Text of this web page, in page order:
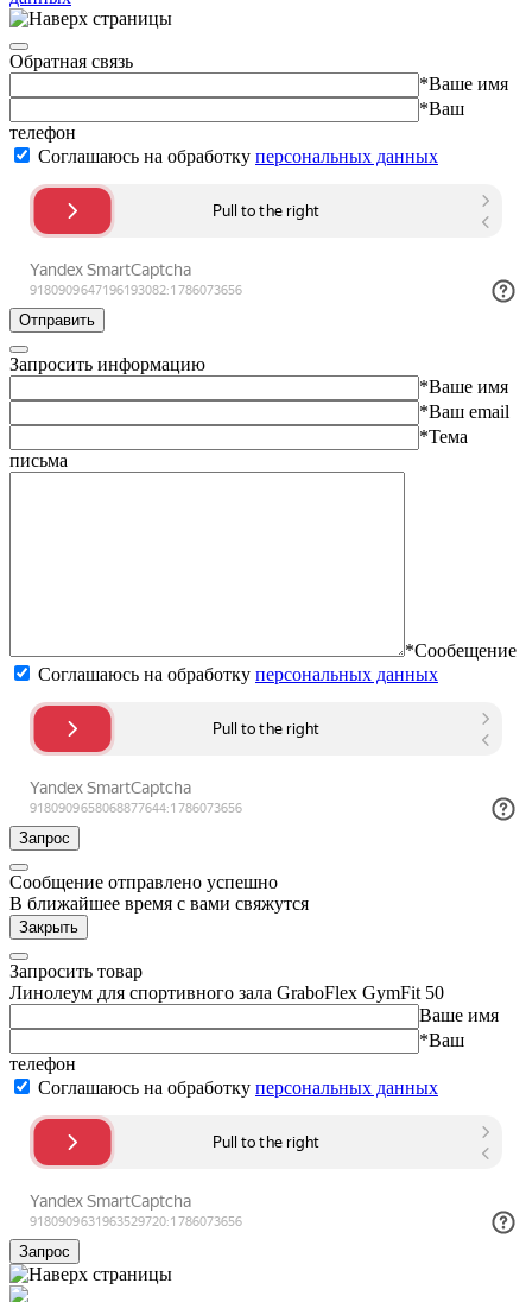
Обратная связь
*Ваше имя
*Ваш
телефон
Соглашаюсь на обработку персональных данных
Отправить
Запросить информацию
*Ваше имя
*Ваш email
*Тема
письма
*Сообещение
Соглашаюсь на обработку персональных данных
Запрос
Сообщение отправлено успешно
В ближайшее время с вами свяжутся
Закрыть
Запросить товар
Линолеум для спортивного зала GraboFlex GymFit 50
Ваше имя
*Ваш
телефон
Соглашаюсь на обработку персональных данных
Запрос